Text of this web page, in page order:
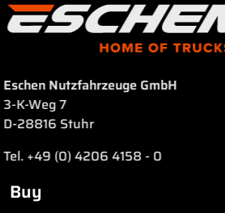
Eschen Nutzfahrzeuge GmbH
3-K-Weg 7
D-28816 Stuhr
Tel. +49 (0) 4206 4158 - 0
Buy